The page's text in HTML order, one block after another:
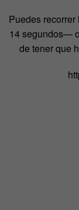
Puedes
14 segundos—
de tener que